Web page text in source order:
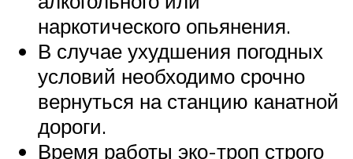
наркотического опьянения.
В случае ухудшения погодных
условий необходимо срочно
вернуться на станцию канатной
дороги.
Время работы эко-троп строго